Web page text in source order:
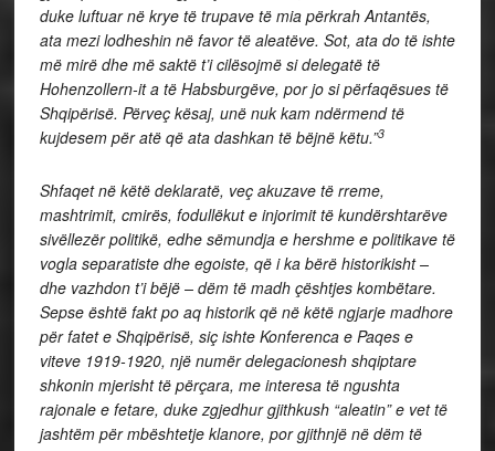
duke luftuar në krye të trupave të mia përkrah Antantës,
ata mezi lodheshin në favor të aleatëve. Sot, ata do të ishte
më mirë dhe më saktë t’i cilësojmë si delegatë të
Hohenzollern-it a të Habsburgëve, por jo si përfaqësues të
Shqipërisë. Përveç kësaj, unë nuk kam ndërmend të
kujdesem për atë që ata dashkan të bëjnë këtu.”3
Shfaqet në këtë deklaratë, veç akuzave të rreme,
mashtrimit, cmirës, fodullëkut e injorimit të kundërshtarëve
sivëllezër politikë, edhe sëmundja e hershme e politikave të
vogla separatiste dhe egoiste, që i ka bërë historikisht –
dhe vazhdon t’i bëjë – dëm të madh çështjes kombëtare.
Sepse është fakt po aq historik që në këtë ngjarje madhore
për fatet e Shqipërisë, siç ishte Konferenca e Paqes e
viteve 1919-1920, një numër delegacionesh shqiptare
shkonin mjerisht të përçara, me interesa të ngushta
rajonale e fetare, duke zgjedhur gjithkush “aleatin” e vet të
jashtëm për mbështetje klanore, por gjithnjë në dëm të